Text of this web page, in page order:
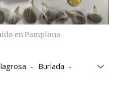
en Pamplona
Burlada